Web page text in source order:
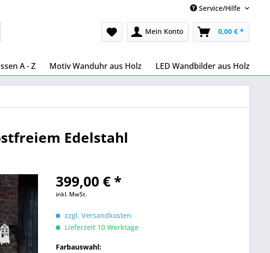
Service/Hilfe
Mein Konto 0,00 € *
A - Z Motiv Wanduhr aus Holz LED Wandbilder aus Holz
Edelstahl
399,00 € *
inkl. MwSt.
zzgl. Versandkosten
Lieferzeit 10 Werktage
Farbauswahl: